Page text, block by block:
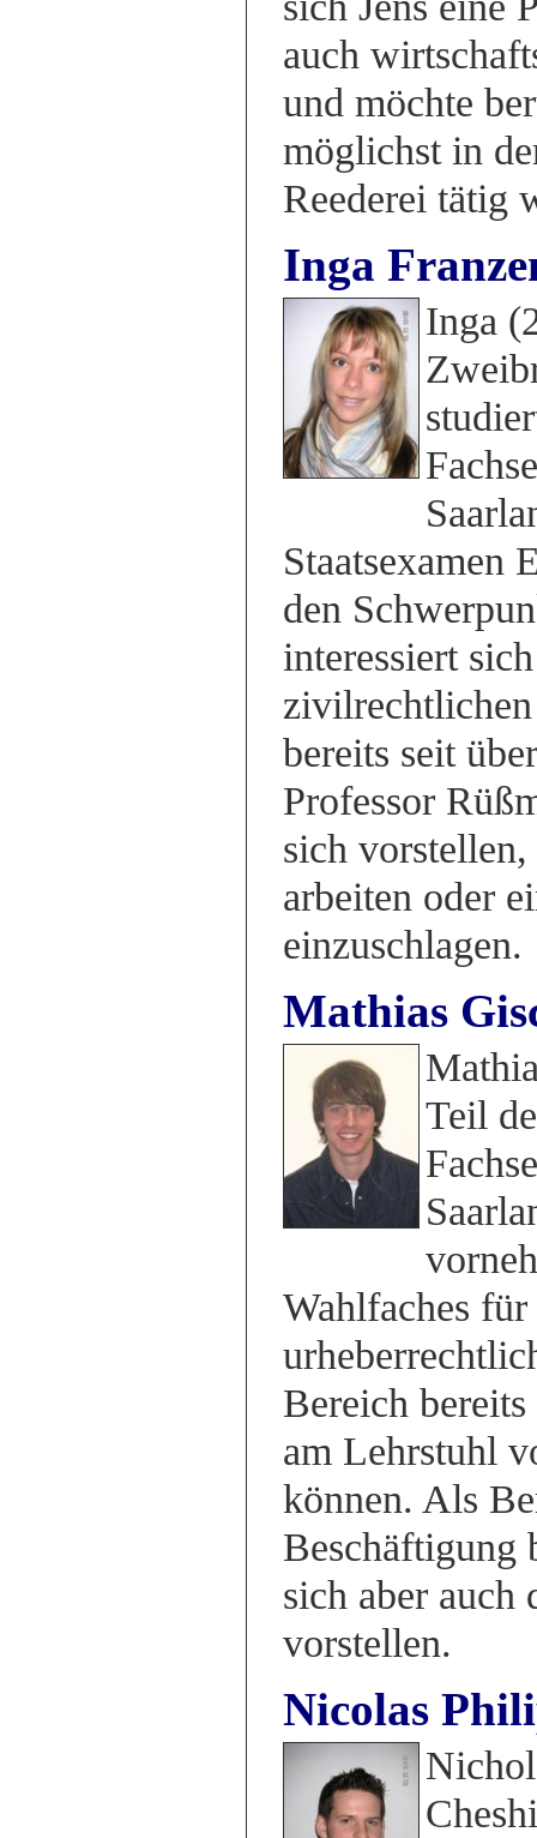
auch
und möchte
möglichst in
Reederei tätig
Inga
Inga
Staatsexamen
den
interessiert
bereits seit
Professor
sich
arbeiten oder
einzuschlagen.
Mathias
Teil
Wahlfaches
Bereich
am Lehrstuhl
können. Als
sich aber auch
vorstellen.
Nicolas